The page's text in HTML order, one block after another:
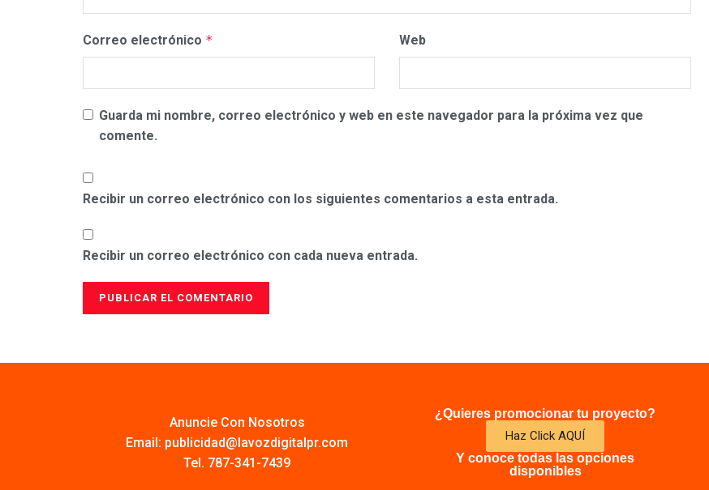
Correo electrónico * Web
Guarda mi nombre, correo electrónico y web en este navegador para la próxima vez que
comente.
Recibir un correo electrónico con los siguientes comentarios a esta entrada.
Recibir un correo electrónico con cada nueva entrada.
Anuncie Con Nosotros
Email: publicidad@lavozdigitalpr.com
Tel. 787-341-7439
¿Quieres promocionar tu proyecto?
Haz Click AQUÍ
Y conoce todas las opciones
disponibles